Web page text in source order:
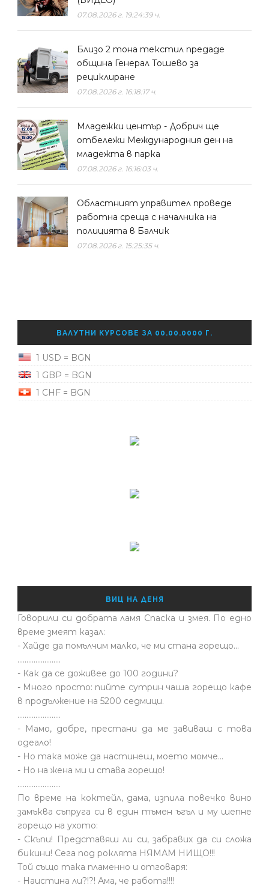
07.08.2026 г. 19:24:39 ч.
Близо 2 тона текстил предаде
община Генерал Тошево за
рециклиране
07.08.2026 г. 16:18:17 ч.
Младежки център - Добрич ще
отбележи Международния ден на
младежта в парка
07.08.2026 г. 16:16:03 ч.
Областният управител проведе
работна среща с началника на
полицията в Балчик
07.08.2026 г. 15:25:35 ч.
ВАЛУТНИ КУРСОВЕ ЗА 00.00.0000 Г.
1 USD = BGN
1 GBP = BGN
1 CHF = BGN
ВИЦ НА ДЕНЯ
Говорили си добрата ламя Спаска и змея. По едно
време змеят казал:
- Хайде да помълчим малко, че ми стана горещо...
........................
- Как да се доживее до 100 години?
- Много просто: пийте сутрин чаша горещо кафе
в продължение на 5200 седмици.
........................
- Мамо, добре, престани да ме завиваш с това
одеало!
- Но така може да настинеш, моето момче…
- Но на жена ми и става горещо!
........................
По време на коктейл, дама, изпила повечко вино
замъква съпруга си в един тъмен ъгъл и му шепне
горещо на ухото:
- Скъпи! Представяш ли си, забравих да си сложа
бикини! Сега под роклята НЯМАМ НИЩО!!!
Той също така пламенно и отговаря:
- Наистина ли?!?! Ама, че работа!!!!